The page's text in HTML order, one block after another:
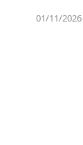
01/11/2026